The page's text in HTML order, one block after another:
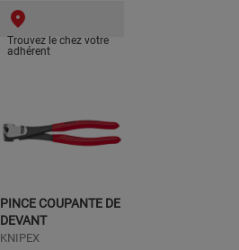
Trouvez le chez votre
adhérent
PINCE COUPANTE DE
DEVANT
KNIPEX